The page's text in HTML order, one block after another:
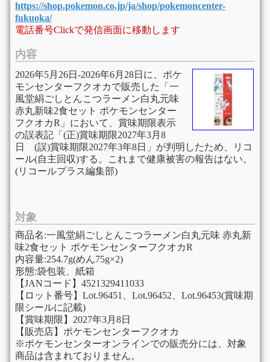
https://shop.pokemon.co.jp/ja/shop/pokemoncenter-
fukuoka/
電話番号Clickで発信画面に移動します
内容
2026年5月26日-2026年6月28日に、ポケ
モンセンターフクオカで販売した「一
風堂絹ごしとんこつラーメン白丸元味
赤丸新味2食セット ポケモンセンター
フクオカR」において、賞味期限表示
の誤表記「(正)賞味期限2027年3月8
日 (誤)賞味期限2027年3年8日」が判明したため、リコ
ール(自主回収)する。これまで健康被害の報告はない。
(リコールプラス編集部)
対象
商品名:一風堂絹ごしとんこつラーメン白丸元味 赤丸新
味2食セット ポケモンセンターフクオカR
内容量:254.7g(めん75g×2)
形態:袋包装、紙箱
【JANコード】4521329411033
【ロット番号】Lot.96451、Lot.96452、Lot.96453(賞味期
限シールに記載)
【賞味期限】2027年3月8日
【販売店】ポケモンセンターフクオカ
※ポケモンセンターオンラインでの販売分には、対象
商品は含まれておりません。